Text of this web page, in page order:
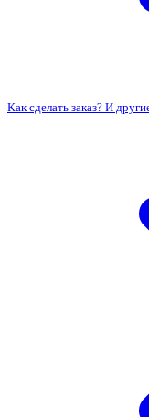
Как сделать заказ? И